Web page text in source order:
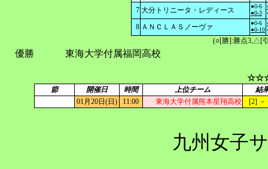
7 大分トリニータ・レディース
●0-6
●0-3
8 ＡＮＣＬＡＳノーヴァ
●0-6
●0-10
(○[勝]:勝点3,△[
優勝 東海大学付属福岡高校
節 開催日 時間 上位チーム
結
01月20日(日)
11:00 東海大学付属熊本星翔高校 [2] －
九州女子